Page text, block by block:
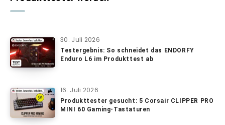
30. Juli 2026
Testergebnis: So schneidet das ENDORFY
Enduro L6 im Produkttest ab
16. Juli 2026
Produkttester gesucht: 5 Corsair CLIPPER PRO
MINI 60 Gaming-Tastaturen